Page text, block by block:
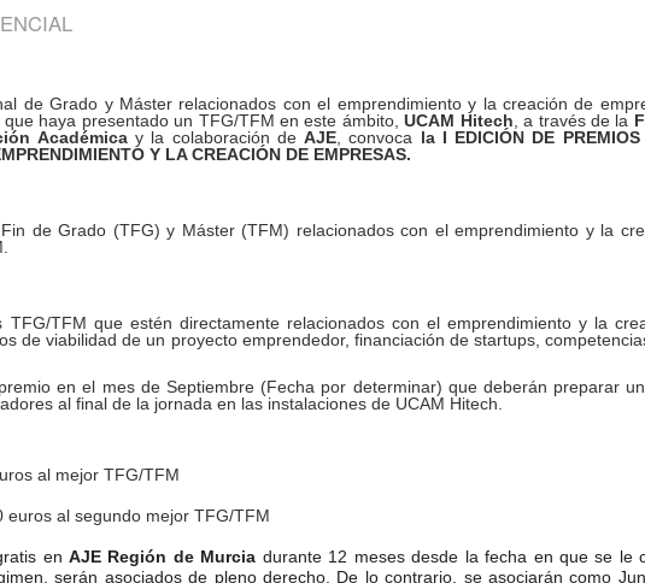
de Grado y Máster relacionados con el emprendimiento y la creación de
haya presentado un TFG/TFM en este ámbito,UCAM Hitech , a través de la
Académica y la colaboración deAJE , convoca la I EDICIÓN DE
Y LA CREACIÓN DE EMPRESAS.
de Grado (TFG) y Máster (TFM) relacionados con el emprendimiento y la
TFM que estén directamente relacionados con el emprendimiento y la
de viabilidad de un proyecto emprendedor, financiación de startups,
en el mes de Septiembre (Fecha por determinar) que deberán preparar
al final de la jornada en las instalaciones de UCAM Hitech.
al mejor TFG/TFM
euros al segundo mejor TFG/TFM
enAJE Región de Murcia durante 12 meses desde la fecha en que se le